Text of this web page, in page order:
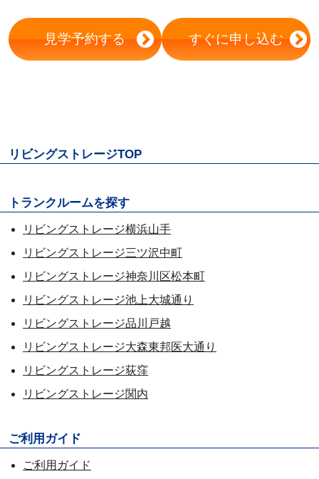
見学予約する すぐに申し込む
リビングストレージTOP
トランクルームを探す
リビングストレージ横浜山手
リビングストレージ三ツ沢中町
リビングストレージ神奈川区松本町
リビングストレージ池上大城通り
リビングストレージ品川戸越
リビングストレージ大森東邦医大通り
リビングストレージ荻窪
リビングストレージ関内
ご利用ガイド
ご利用ガイド